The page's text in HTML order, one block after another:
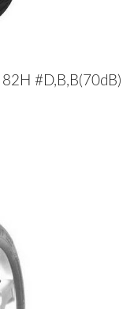
#D,B,B(70dB)